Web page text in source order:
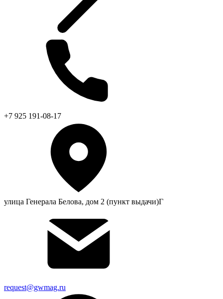
+7 925 191-08-17
улица Генерала Белова, дом 2 (пункт выдачи)Г
request@gwmag.ru